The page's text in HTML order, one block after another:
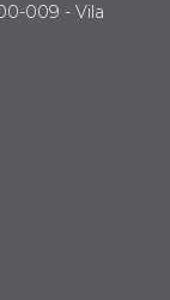
009 - Vila